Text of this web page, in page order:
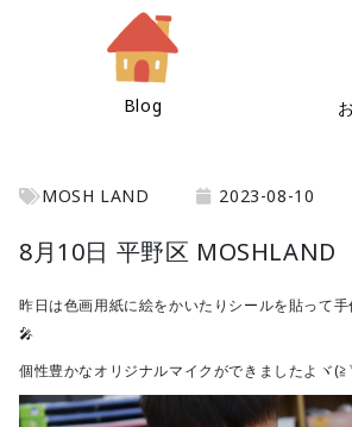
Blog
MOSH LAND 2023-08-10
8月10日 平野区 MOSHLAND
昨日は色画用紙に絵をかいたりシールを貼って
🎤
個性豊かなオリジナルマイクができましたよヾ